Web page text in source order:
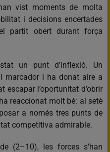
vist moments de molta
i decisions encertades
partit obert durant força
un punt d’inflexió. Un
marcador i ha donat aire a
escapar l’oportunitat d’obrir
reaccionat molt bé: al setè
a només tres punts de
competitiva admirable.
(2–10), les forces s’han